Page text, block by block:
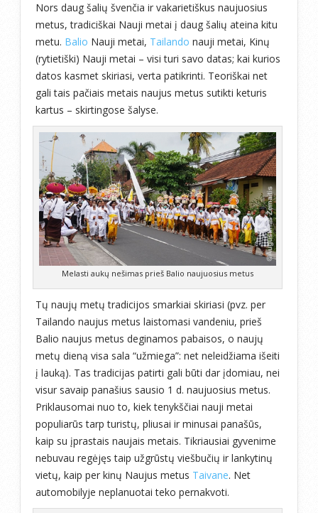
Nors daug šalių švenčia ir vakarietiškus naujuosius
metus, tradiciškai Nauji metai į daug šalių ateina kitu
metu. Balio Nauji metai, Tailando nauji metai, Kinų
(rytietiški) Nauji metai – visi turi savo datas; kai kurios
datos kasmet skiriasi, verta patikrinti. Teoriškai net
gali tais pačiais metais naujus metus sutikti keturis
kartus – skirtingose šalyse.
Melasti aukų nešimas prieš Balio naujuosius metus
Tų naujų metų tradicijos smarkiai skiriasi (pvz. per
Tailando naujus metus laistomasi vandeniu, prieš
Balio naujus metus deginamos pabaisos, o naujų
metų dieną visa sala “užmiega”: net neleidžiama išeiti
į lauką). Tas tradicijas patirti gali būti dar įdomiau, nei
visur savaip panašius sausio 1 d. naujuosius metus.
Priklausomai nuo to, kiek tenykščiai nauji metai
populiarūs tarp turistų, pliusai ir minusai panašūs,
kaip su įprastais naujais metais. Tikriausiai gyvenime
nebuvau regėjęs taip užgrūstų viešbučių ir lankytinų
vietų, kaip per kinų Naujus metus Taivane. Net
automobilyje neplanuotai teko pernakvoti.